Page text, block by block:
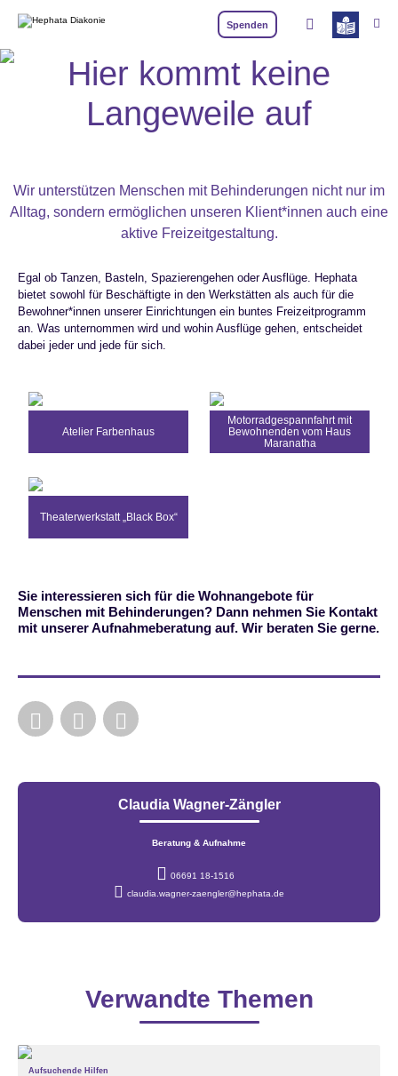
Spenden
Freizeitgestaltung
Hier kommt keine
Langeweile auf
Wir unterstützen Menschen mit Behinderungen nicht nur im
Alltag, sondern ermöglichen unseren Klient*innen auch eine
aktive Freizeitgestaltung.
Egal ob Tanzen, Basteln, Spazierengehen oder Ausflüge. Hephata
bietet sowohl für Beschäftigte in den Werkstätten als auch für die
Bewohner*innen unserer Einrichtungen ein buntes Freizeitprogramm
an. Was unternommen wird und wohin Ausflüge gehen, entscheidet
dabei jeder und jede für sich.
Atelier Farbenhaus
Motorradgespannfahrt mit
Bewohnenden vom Haus
Maranatha
Theaterwerkstatt „Black Box“
Sie interessieren sich für die Wohnangebote für
Menschen mit Behinderungen? Dann nehmen Sie Kontakt
mit unserer Aufnahmeberatung auf. Wir beraten Sie gerne.
Claudia Wagner-Zängler
Beratung & Aufnahme
06691 18-1516
claudia.wagner-zaengler@hephata.de
Verwandte Themen
Aufsuchende Hilfen